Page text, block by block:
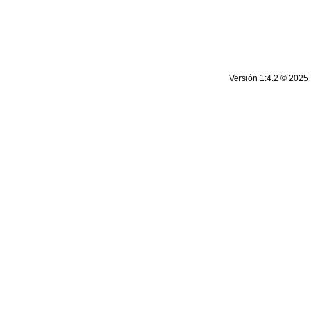
Versión 1:4.2 © 2025